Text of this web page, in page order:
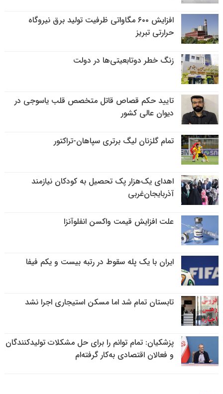
افزایش ۶۰۰ مگاواتی ظرفیت تولید برق نیروگاه
حرارتی تبریز
زنگ خطر دوتابعیتی‌ها در دولت
تایید حکم قصاص قاتل متخصص قلب یاسوجی در
دیوان عالی کشور
تمام گلزنان لیگ‌ برتری سپاهان-تراکتور
اهدای یک‌هزار پک تحصیل به کودکان نیازمند
آذربایجان‌غربی
علت افزایش قیمت واکسن انفلوآنزا
ایران با یک پله سقوط در رتبه بیست و یکم فیفا
تابستان تمام شد اما مسکن استیجاری اجرا نشد
پزشکیان: تمام توانم را برای حل مشکلات تولیدکنندگان
و فعالان اقتصادی به‌کار گرفته‌ام